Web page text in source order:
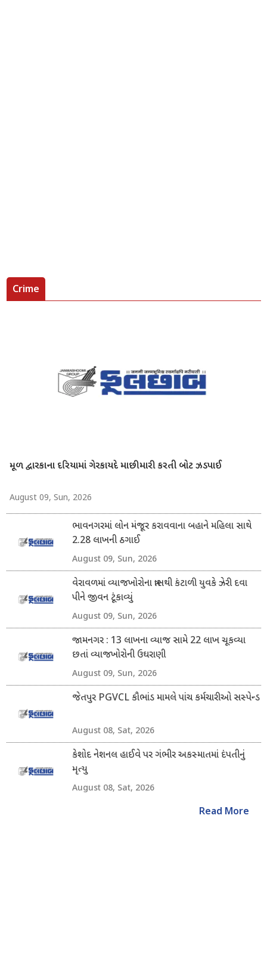
Crime
મૂળ દ્વારકાના દરિયામાં ગેરકાયદે માછીમારી કરતી બોટ ઝડપાઈ
August 09, Sun, 2026
ભાવનગરમાં લોન મંજૂર કરાવવાના બહાને મહિલા સાથે
2.28 લાખની ઠગાઈ
August 09, Sun, 2026
વેરાવળમાં વ્યાજખોરોના ત્રાસથી કંટાળી યુવકે ઝેરી દવા
પીને જીવન ટૂંકાવ્યું
August 09, Sun, 2026
જામનગર : 13 લાખના વ્યાજ સામે 22 લાખ ચૂકવ્યા
છતાં વ્યાજખોરોની ઉઘરાણી
August 09, Sun, 2026
જેતપુર PGVCL કૌભાંડ મામલે પાંચ કર્મચારીઓ સસ્પેન્ડ
August 08, Sat, 2026
કેશોદ નેશનલ હાઈવે પર ગંભીર અકસ્માતમાં દંપતીનું
મૃત્યુ
August 08, Sat, 2026
Read More